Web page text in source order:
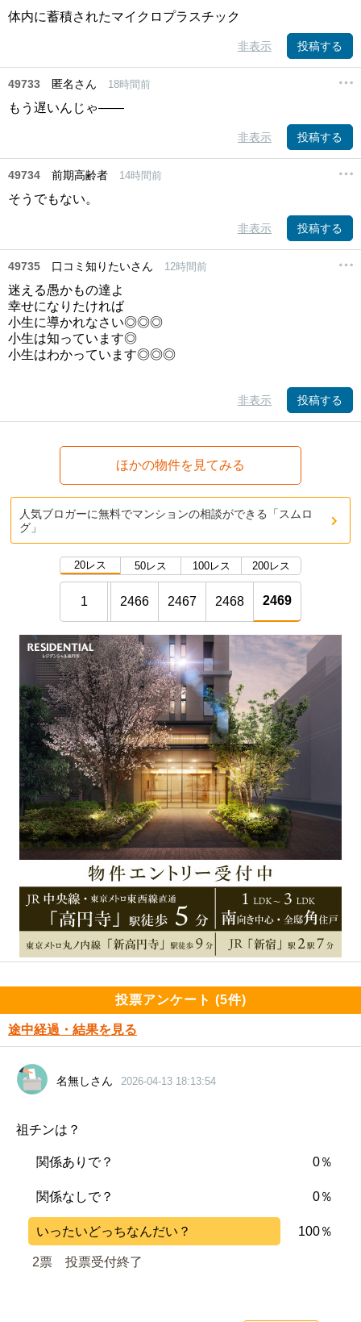
体内に蓄積されたマイクロプラスチック
非表示 投稿する
49733 匿名さん 18時間前
もう遅いんじゃ――
非表示 投稿する
49734 前期高齢者 14時間前
そうでもない。
非表示 投稿する
49735 口コミ知りたいさん 12時間前
迷える愚かもの達よ
幸せになりたければ
小生に導かれなさい◎◎◎
小生は知っています◎
小生はわかっています◎◎◎
非表示 投稿する
ほかの物件を見てみる
人気ブロガーに無料でマンションの相談ができる「スムロ
グ」
20レス 50レス 100レス 200レス
1 2466 2467 2468 2469
投票アンケート (5件)
途中経過・結果を見る
名無しさん 2026-04-13 18:13:54
祖チンは？
関係ありで？ 0％
関係なしで？ 0％
いったいどっちなんだい？ 100％
2票 投票受付終了